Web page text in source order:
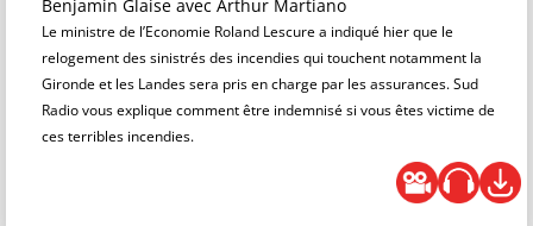
Benjamin Glaise avec Arthur Martiano
Le ministre de l’Economie Roland Lescure a indiqué hier que le
relogement des sinistrés des incendies qui touchent notamment la
Gironde et les Landes sera pris en charge par les assurances. Sud
Radio vous explique comment être indemnisé si vous êtes victime de
ces terribles incendies.